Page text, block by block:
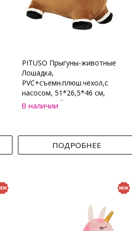
PITUSO Прыгуны-животные
Лошадка,
PVC+съемн.плюш.чехол,с
насосом, 51*26,5*46 см,
Коричневый
В наличии
ПОДРОБНЕЕ